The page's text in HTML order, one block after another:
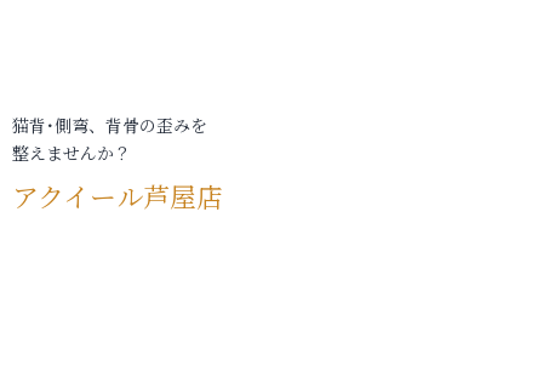
猫背･側弯、背骨の歪みを
整えませんか？
アクイール芦屋店